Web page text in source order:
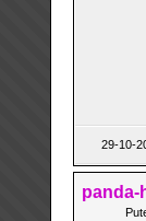
29-10-
panda-